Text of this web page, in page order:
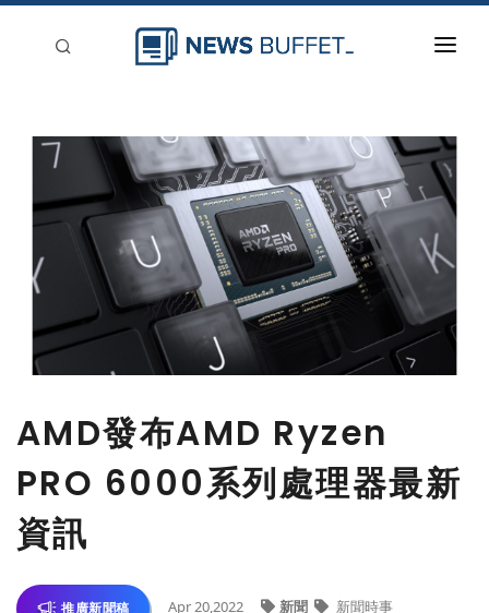
新聞稿分類
登入
刊登
AMD發布AMD Ryzen
PRO 6000系列處理器最新
資訊
推廣新聞稿 Apr 20,2022 新聞 新聞時事